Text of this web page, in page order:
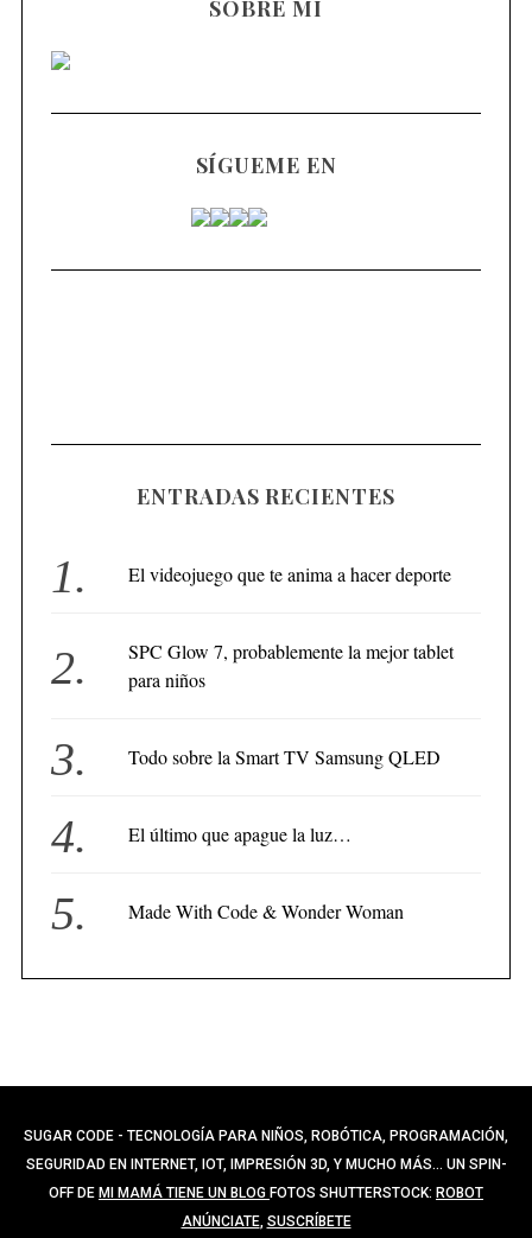
SOBRE MI
SÍGUEME EN
ENTRADAS RECIENTES
El videojuego que te anima a hacer deporte
SPC Glow 7, probablemente la mejor tablet
para niños
Todo sobre la Smart TV Samsung QLED
El último que apague la luz…
Made With Code & Wonder Woman
SUGAR CODE - TECNOLOGÍA PARA NIÑOS, ROBÓTICA, PROGRAMACIÓN,
SEGURIDAD EN INTERNET, IOT, IMPRESIÓN 3D, Y MUCHO MÁS... UN SPIN-
OFF DE MI MAMÁ TIENE UN BLOG FOTOS SHUTTERSTOCK: ROBOT
ANÚNCIATE, SUSCRÍBETE